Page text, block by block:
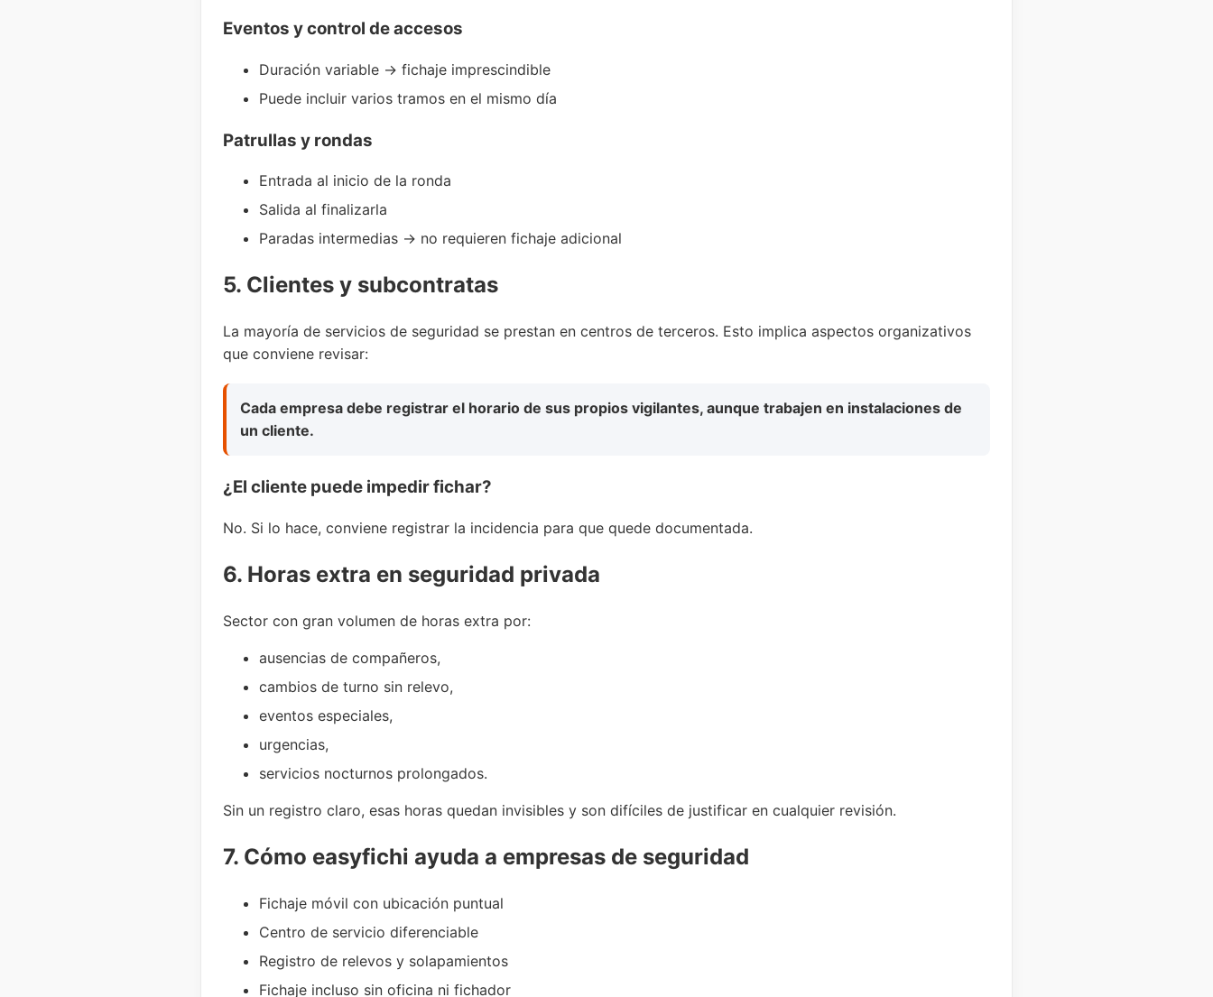
Eventos y control de accesos
Duración variable → fichaje imprescindible
Puede incluir varios tramos en el mismo día
Patrullas y rondas
Entrada al inicio de la ronda
Salida al finalizarla
Paradas intermedias → no requieren fichaje adicional
5. Clientes y subcontratas
La mayoría de servicios de seguridad se prestan en centros de terceros. Esto implica aspectos organizativos
que conviene revisar:
Cada empresa debe registrar el horario de sus propios vigilantes, aunque trabajen en instalaciones de
un cliente.
¿El cliente puede impedir fichar?
No. Si lo hace, conviene registrar la incidencia para que quede documentada.
6. Horas extra en seguridad privada
Sector con gran volumen de horas extra por:
ausencias de compañeros,
cambios de turno sin relevo,
eventos especiales,
urgencias,
servicios nocturnos prolongados.
Sin un registro claro, esas horas quedan invisibles y son difíciles de justificar en cualquier revisión.
7. Cómo easyfichi ayuda a empresas de seguridad
Fichaje móvil con ubicación puntual
Centro de servicio diferenciable
Registro de relevos y solapamientos
Fichaje incluso sin oficina ni fichador